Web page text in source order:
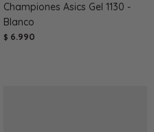
Championes Asics Gel 1130 -
Blanco
$ 6.990